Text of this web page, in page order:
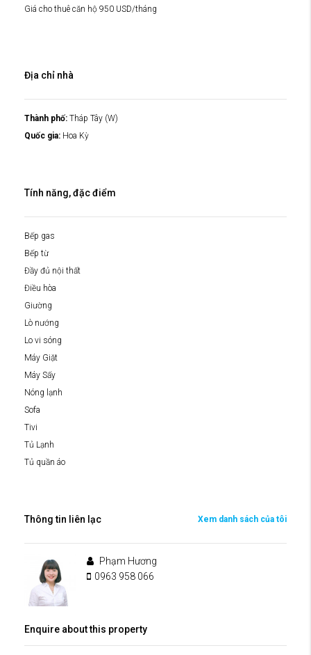
Giá cho thuê căn hộ 950 USD/tháng
Địa chỉ nhà
Thành phố: Tháp Tây (W)
Quốc gia: Hoa Kỳ
Tính năng, đặc điểm
Bếp gas
Bếp từ
Đầy đủ nội thất
Điều hòa
Giường
Lò nướng
Lo vi sóng
Máy Giặt
Máy Sấy
Nóng lạnh
Sofa
Tivi
Tủ Lạnh
Tủ quần áo
Thông tin liên lạc Xem danh sách của tôi
Phạm Hương
0963 958 066
Enquire about this property